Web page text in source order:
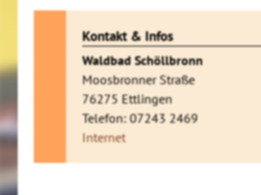
Kontakt & Infos
Waldbad Schöllbronn
Moosbronner Straße
76275 Ettlingen
Telefon: 07243 2469
Internet